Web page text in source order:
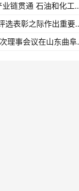
“油煤气”三头并举 上下游全产业链贯通 石
习近平在“国家工
中国化工